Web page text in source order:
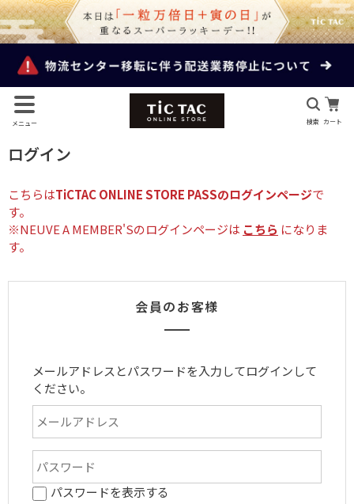
メニュー 検索 カート
ログイン
こちらはTiCTAC ONLINE STORE PASSのログインページで
す。
※NEUVE A MEMBER'Sのログインページは こちら になりま
す。
会員のお客様
メールアドレスとパスワードを入力してログインして
ください。
パスワードを表示する